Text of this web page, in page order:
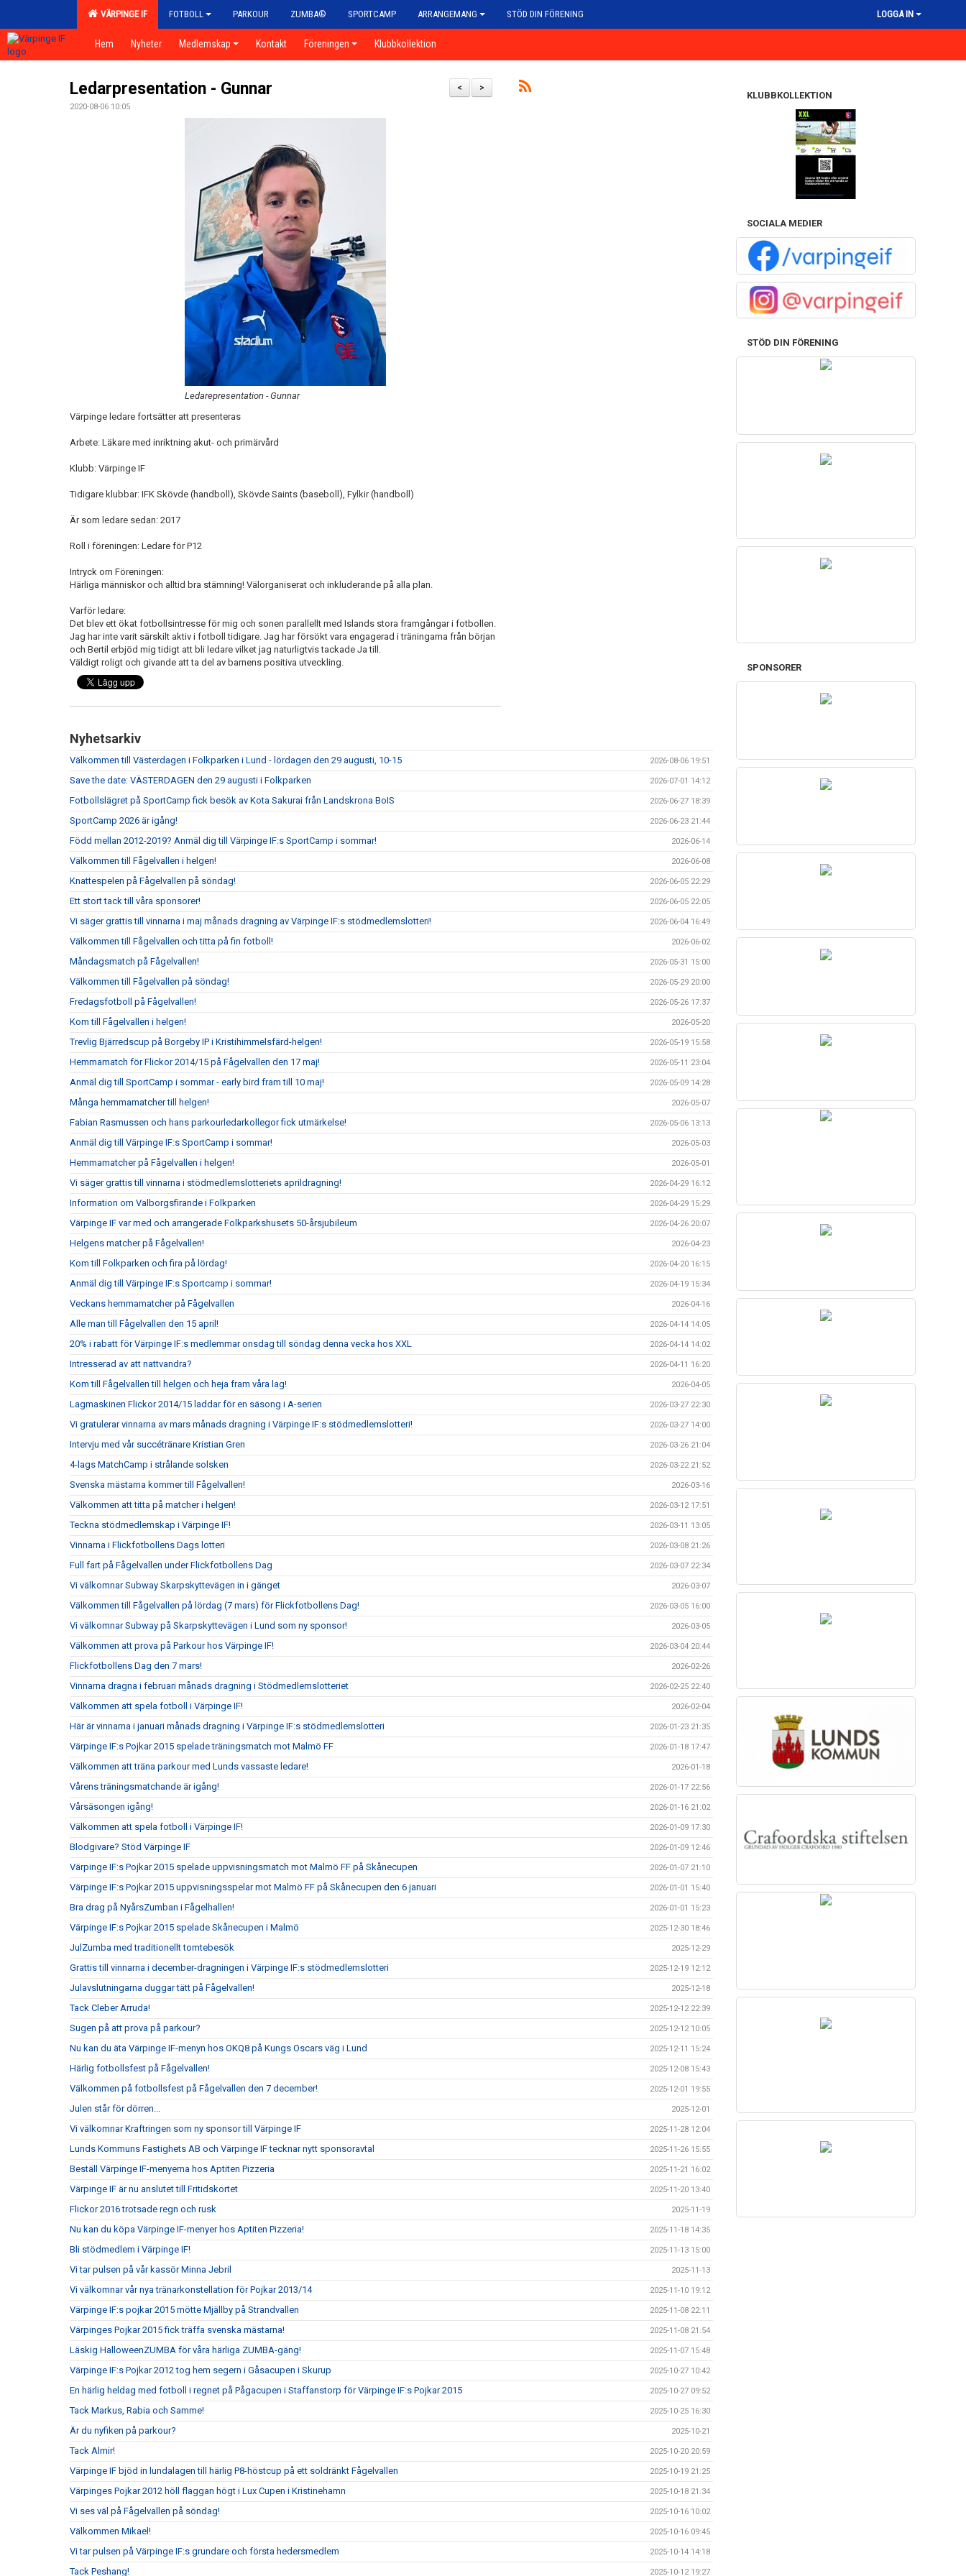
VÄRPINGE IF FOTBOLL PARKOUR ZUMBA® SPORTCAMP ARRANGEMANG STÖD DIN FÖRENING LOGGA IN
Hem Nyheter Medlemskap Kontakt Föreningen Klubbkollektion
>
<
Ledarpresentation - Gunnar
2020-08-06 10:05
Ledarepresentation - Gunnar
Värpinge ledare fortsätter att presenteras
Arbete: Läkare med inriktning akut- och primärvård
Klubb: Värpinge IF
Tidigare klubbar: IFK Skövde (handboll), Skövde Saints (baseboll), Fylkir (handboll)
Är som ledare sedan: 2017
Roll i föreningen: Ledare för P12
Intryck om Föreningen:
Härliga människor och alltid bra stämning! Välorganiserat och inkluderande på alla plan.
Varför ledare:
Det blev ett ökat fotbollsintresse för mig och sonen parallellt med Islands stora framgångar i fotbollen.
Jag har inte varit särskilt aktiv i fotboll tidigare. Jag har försökt vara engagerad i träningarna från början
och Bertil erbjöd mig tidigt att bli ledare vilket jag naturligtvis tackade Ja till.
Väldigt roligt och givande att ta del av barnens positiva utveckling.
Nyhetsarkiv
Välkommen till Västerdagen i Folkparken i Lund - lördagen den 29 augusti, 10-15 2026-08-06 19:51
Save the date: VÄSTERDAGEN den 29 augusti i Folkparken 2026-07-01 14:12
Fotbollslägret på SportCamp fick besök av Kota Sakurai från Landskrona BoIS 2026-06-27 18:39
SportCamp 2026 är igång! 2026-06-23 21:44
Född mellan 2012-2019? Anmäl dig till Värpinge IF:s SportCamp i sommar! 2026-06-14
Välkommen till Fågelvallen i helgen! 2026-06-08
Knattespelen på Fågelvallen på söndag! 2026-06-05 22:29
Ett stort tack till våra sponsorer! 2026-06-05 22:05
Vi säger grattis till vinnarna i maj månads dragning av Värpinge IF:s stödmedlemslotteri! 2026-06-04 16:49
Välkommen till Fågelvallen och titta på fin fotboll! 2026-06-02
Måndagsmatch på Fågelvallen! 2026-05-31 15:00
Välkommen till Fågelvallen på söndag! 2026-05-29 20:00
Fredagsfotboll på Fågelvallen! 2026-05-26 17:37
Kom till Fågelvallen i helgen! 2026-05-20
Trevlig Bjärredscup på Borgeby IP i Kristihimmelsfärd-helgen! 2026-05-19 15:58
Hemmamatch för Flickor 2014/15 på Fågelvallen den 17 maj! 2026-05-11 23:04
Anmäl dig till SportCamp i sommar - early bird fram till 10 maj! 2026-05-09 14:28
Många hemmamatcher till helgen! 2026-05-07
Fabian Rasmussen och hans parkourledarkollegor fick utmärkelse! 2026-05-06 13:13
Anmäl dig till Värpinge IF:s SportCamp i sommar! 2026-05-03
Hemmamatcher på Fågelvallen i helgen! 2026-05-01
Vi säger grattis till vinnarna i stödmedlemslotteriets aprildragning! 2026-04-29 16:12
Information om Valborgsfirande i Folkparken 2026-04-29 15:29
Värpinge IF var med och arrangerade Folkparkshusets 50-årsjubileum 2026-04-26 20:07
Helgens matcher på Fågelvallen! 2026-04-23
Kom till Folkparken och fira på lördag! 2026-04-20 16:15
Anmäl dig till Värpinge IF:s Sportcamp i sommar! 2026-04-19 15:34
Veckans hemmamatcher på Fågelvallen 2026-04-16
Alle man till Fågelvallen den 15 april! 2026-04-14 14:05
20% i rabatt för Värpinge IF:s medlemmar onsdag till söndag denna vecka hos XXL 2026-04-14 14:02
Intresserad av att nattvandra? 2026-04-11 16:20
Kom till Fågelvallen till helgen och heja fram våra lag! 2026-04-05
Lagmaskinen Flickor 2014/15 laddar för en säsong i A-serien 2026-03-27 22:30
Vi gratulerar vinnarna av mars månads dragning i Värpinge IF:s stödmedlemslotteri! 2026-03-27 14:00
Intervju med vår succétränare Kristian Gren 2026-03-26 21:04
4-lags MatchCamp i strålande solsken 2026-03-22 21:52
Svenska mästarna kommer till Fågelvallen! 2026-03-16
Välkommen att titta på matcher i helgen! 2026-03-12 17:51
Teckna stödmedlemskap i Värpinge IF! 2026-03-11 13:05
Vinnarna i Flickfotbollens Dags lotteri 2026-03-08 21:26
Full fart på Fågelvallen under Flickfotbollens Dag 2026-03-07 22:34
Vi välkomnar Subway Skarpskyttevägen in i gänget 2026-03-07
Välkommen till Fågelvallen på lördag (7 mars) för Flickfotbollens Dag! 2026-03-05 16:00
Vi välkomnar Subway på Skarpskyttevägen i Lund som ny sponsor! 2026-03-05
Välkommen att prova på Parkour hos Värpinge IF! 2026-03-04 20:44
Flickfotbollens Dag den 7 mars! 2026-02-26
Vinnarna dragna i februari månads dragning i Stödmedlemslotteriet 2026-02-25 22:40
Välkommen att spela fotboll i Värpinge IF! 2026-02-04
Här är vinnarna i januari månads dragning i Värpinge IF:s stödmedlemslotteri 2026-01-23 21:35
Värpinge IF:s Pojkar 2015 spelade träningsmatch mot Malmö FF 2026-01-18 17:47
Välkommen att träna parkour med Lunds vassaste ledare! 2026-01-18
Vårens träningsmatchande är igång! 2026-01-17 22:56
Vårsäsongen igång! 2026-01-16 21:02
Välkommen att spela fotboll i Värpinge IF! 2026-01-09 17:30
Blodgivare? Stöd Värpinge IF 2026-01-09 12:46
Värpinge IF:s Pojkar 2015 spelade uppvisningsmatch mot Malmö FF på Skånecupen 2026-01-07 21:10
Värpinge IF:s Pojkar 2015 uppvisningsspelar mot Malmö FF på Skånecupen den 6 januari 2026-01-01 15:40
Bra drag på NyårsZumban i Fågelhallen! 2026-01-01 15:23
Värpinge IF:s Pojkar 2015 spelade Skånecupen i Malmö 2025-12-30 18:46
JulZumba med traditionellt tomtebesök 2025-12-29
Grattis till vinnarna i december-dragningen i Värpinge IF:s stödmedlemslotteri 2025-12-19 12:12
Julavslutningarna duggar tätt på Fågelvallen! 2025-12-18
Tack Cleber Arruda! 2025-12-12 22:39
Sugen på att prova på parkour? 2025-12-12 10:05
Nu kan du äta Värpinge IF-menyn hos OKQ8 på Kungs Oscars väg i Lund 2025-12-11 15:24
Härlig fotbollsfest på Fågelvallen! 2025-12-08 15:43
Välkommen på fotbollsfest på Fågelvallen den 7 december! 2025-12-01 19:55
Julen står för dörren... 2025-12-01
Vi välkomnar Kraftringen som ny sponsor till Värpinge IF 2025-11-28 12:04
Lunds Kommuns Fastighets AB och Värpinge IF tecknar nytt sponsoravtal 2025-11-26 15:55
Beställ Värpinge IF-menyerna hos Aptiten Pizzeria 2025-11-21 16:02
Värpinge IF är nu anslutet till Fritidskortet 2025-11-20 13:40
Flickor 2016 trotsade regn och rusk 2025-11-19
Nu kan du köpa Värpinge IF-menyer hos Aptiten Pizzeria! 2025-11-18 14:35
Bli stödmedlem i Värpinge IF! 2025-11-13 15:00
Vi tar pulsen på vår kassör Minna Jebril 2025-11-13
Vi välkomnar vår nya tränarkonstellation för Pojkar 2013/14 2025-11-10 19:12
Värpinge IF:s pojkar 2015 mötte Mjällby på Strandvallen 2025-11-08 22:11
Värpinges Pojkar 2015 fick träffa svenska mästarna! 2025-11-08 21:54
Läskig HalloweenZUMBA för våra härliga ZUMBA-gäng! 2025-11-07 15:48
Värpinge IF:s Pojkar 2012 tog hem segern i Gåsacupen i Skurup 2025-10-27 10:42
En härlig heldag med fotboll i regnet på Pågacupen i Staffanstorp för Värpinge IF:s Pojkar 2015 2025-10-27 09:52
Tack Markus, Rabia och Samme! 2025-10-25 16:30
Är du nyfiken på parkour? 2025-10-21
Tack Almir! 2025-10-20 20:59
Värpinge IF bjöd in lundalagen till härlig P8-höstcup på ett soldränkt Fågelvallen 2025-10-19 21:25
Värpinges Pojkar 2012 höll flaggan högt i Lux Cupen i Kristinehamn 2025-10-18 21:34
Vi ses väl på Fågelvallen på söndag! 2025-10-16 10:02
Välkommen Mikael! 2025-10-16 09:45
Vi tar pulsen på Värpinge IF:s grundare och första hedersmedlem 2025-10-14 14:18
Tack Peshang! 2025-10-12 19:27
KLUBBKOLLEKTION
SOCIALA MEDIER
STÖD DIN FÖRENING
SPONSORER